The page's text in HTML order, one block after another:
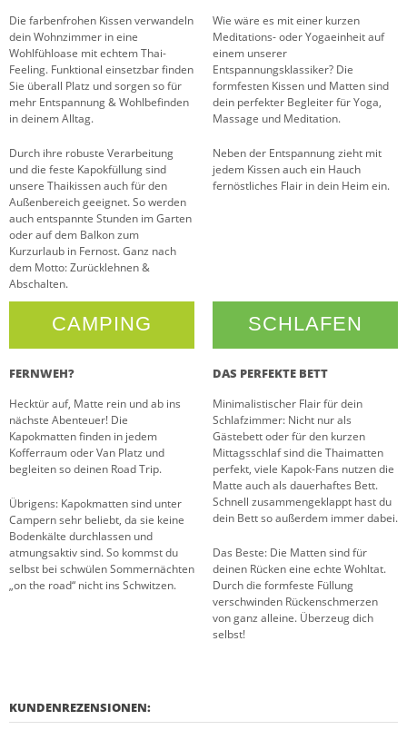
Die farbenfrohen Kissen verwandeln
dein Wohnzimmer in eine
Wohlfühloase mit echtem Thai-
Feeling. Funktional einsetzbar finden
Sie überall Platz und sorgen so für
mehr Entspannung & Wohlbefinden
in deinem Alltag.
Durch ihre robuste Verarbeitung
und die feste Kapokfüllung sind
unsere Thaikissen auch für den
Außenbereich geeignet. So werden
auch entspannte Stunden im Garten
oder auf dem Balkon zum
Kurzurlaub in Fernost. Ganz nach
dem Motto: Zurücklehnen &
Abschalten.
Wie wäre es mit einer kurzen
Meditations- oder Yogaeinheit auf
einem unserer
Entspannungsklassiker? Die
formfesten Kissen und Matten sind
dein perfekter Begleiter für Yoga,
Massage und Meditation.
Neben der Entspannung zieht mit
jedem Kissen auch ein Hauch
fernöstliches Flair in dein Heim ein.
CAMPING
FERNWEH?
Hecktür auf, Matte rein und ab ins
nächste Abenteuer! Die
Kapokmatten finden in jedem
Kofferraum oder Van Platz und
begleiten so deinen Road Trip.
Übrigens: Kapokmatten sind unter
Campern sehr beliebt, da sie keine
Bodenkälte durchlassen und
atmungsaktiv sind. So kommst du
selbst bei schwülen Sommernächten
„on the road“ nicht ins Schwitzen.
SCHLAFEN
DAS PERFEKTE BETT
Minimalistischer Flair für dein
Schlafzimmer: Nicht nur als
Gästebett oder für den kurzen
Mittagsschlaf sind die Thaimatten
perfekt, viele Kapok-Fans nutzen die
Matte auch als dauerhaftes Bett.
Schnell zusammengeklappt hast du
dein Bett so außerdem immer dabei.
Das Beste: Die Matten sind für
deinen Rücken eine echte Wohltat.
Durch die formfeste Füllung
verschwinden Rückenschmerzen
von ganz alleine. Überzeug dich
selbst!
KUNDENREZENSIONEN: